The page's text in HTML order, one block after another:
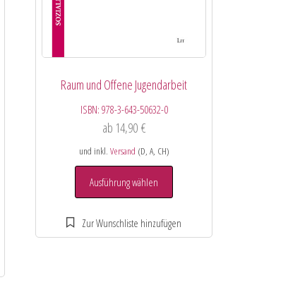
Raum und Offene Jugendarbeit
ISBN: 978-3-643-50632-0
ab 14,90 €
und inkl. Versand (D, A, CH)
Ausführung wählen